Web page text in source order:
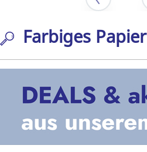
Farbiges Papier